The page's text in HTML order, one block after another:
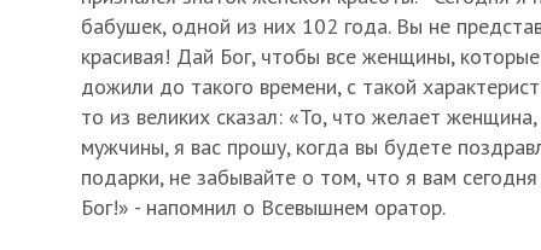
бабушек, одной из них 102 года. Вы не
красивая! Дай Бог, чтобы все женщины, которые
дожили до такого времени, с такой
то из великих сказал: «То, что желает
мужчины, я вас прошу, когда вы будете
подарки, не забывайте о том, что я вам
Бог!» - напомнил о Всевышнем оратор.